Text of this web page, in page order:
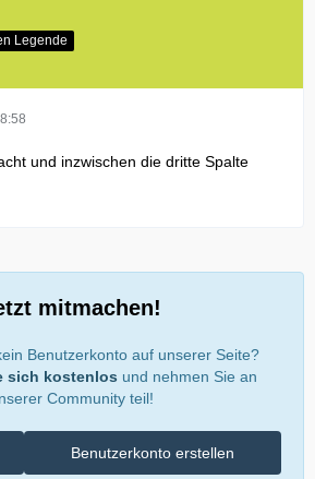
Legende
und inzwischen die dritte Spalte
mitmachen!
Benutzerkonto auf unserer Seite?
sich kostenlos und nehmen Sie an
Community teil!
Benutzerkonto erstellen